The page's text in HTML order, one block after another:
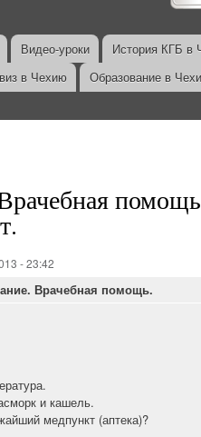
Видео-уроки История КГБ в
в Чехию Образование в
- 23:42
Врачебная помощь.
и кашель.
медпункт (аптека)?